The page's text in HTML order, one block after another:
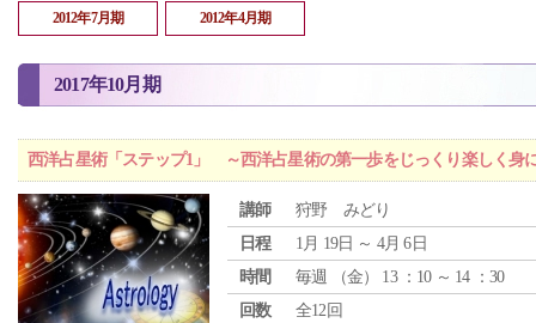
2012年7月期 2012年4月期
2017年10月期
西洋占星術「ステップ1」 ～西洋占星術の第一歩をじっくり楽しく身
講師
狩野 みどり
日程
1月 19日 ～ 4月 6日
時間
毎週 （金） 13 ：10 ～ 14 ：30
回数
全12回